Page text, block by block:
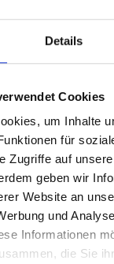
Details
Cookies
um Inhalte
für
Zugriffe auf
geben wir
Website an
und
Informationen
die Sie
mit